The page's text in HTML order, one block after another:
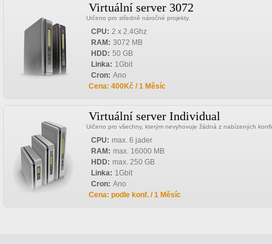
Virtuální server 3072
Určeno pro středně náročné projekty.
CPU: 2 x 2.4Ghz
RAM: 3072 MB
HDD: 50 GB
Linka: 1Gbit
Cron: Ano
Cena: 400Kč / 1 Měsíc
Virtuální server Individual
Určeno pro všechny, kterým nevyhovuje žádná z nabízených
CPU: max. 6 jader
RAM: max. 16000 MB
HDD: max. 250 GB
Linka: 1Gbit
Cron: Ano
Cena: podle konf. / 1 Měsíc